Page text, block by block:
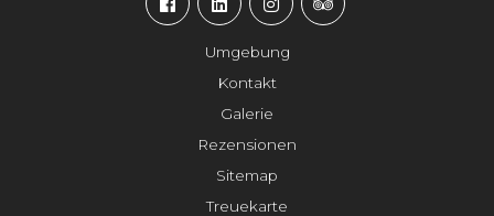
Umgebung
Kontakt
Galerie
Rezensionen
Sitemap
Treuekarte